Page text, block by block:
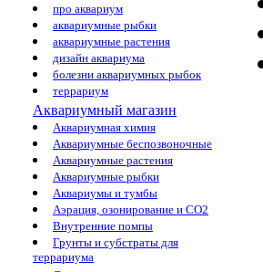
про аквариум
аквариумные рыбки
аквариумные растения
дизайн аквариума
болезни аквариумных рыбок
террариум
Аквариумный магазин
Аквариумная химия
Аквариумные беспозвоночные
Аквариумные растения
Аквариумные рыбки
Аквариумы и тумбы
Аэрация, озонирование и CO2
Внутренние помпы
Грунты и субстраты для
террариума